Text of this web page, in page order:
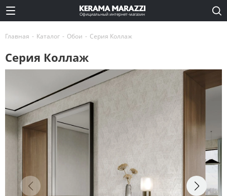
Официальный интернет-магазин
Главная - Каталог - Обои - Серия Коллаж
Серия Коллаж